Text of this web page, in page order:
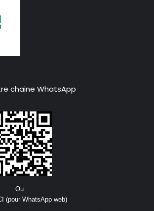
chaine WhatsApp
Ou
(pour WhatsApp web)